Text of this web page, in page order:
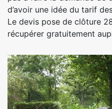
d’avoir une idée du tarif
Le devis pose de clôture
récupérer gratuitement